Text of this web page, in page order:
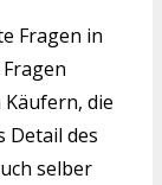
Fragen in
die
Detail des
selber